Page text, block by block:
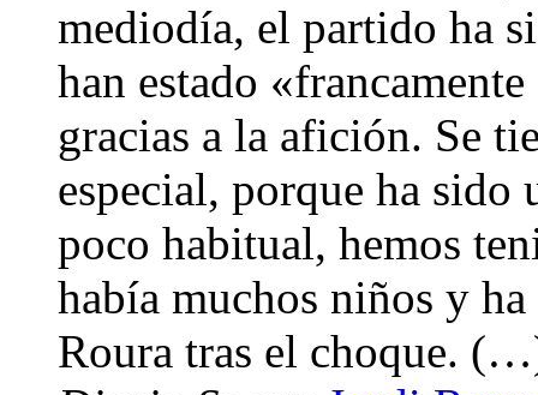
mediodía, el partido ha
han estado
gracias a la afición. Se
especial, porque ha sido
poco habitual, hemos
había muchos niños y
Roura tras el choque.